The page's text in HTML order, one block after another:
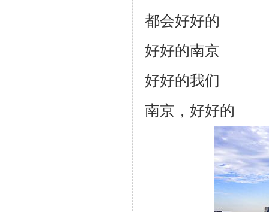
都会好好的
好好的南京
好好的我们
南京，好好的